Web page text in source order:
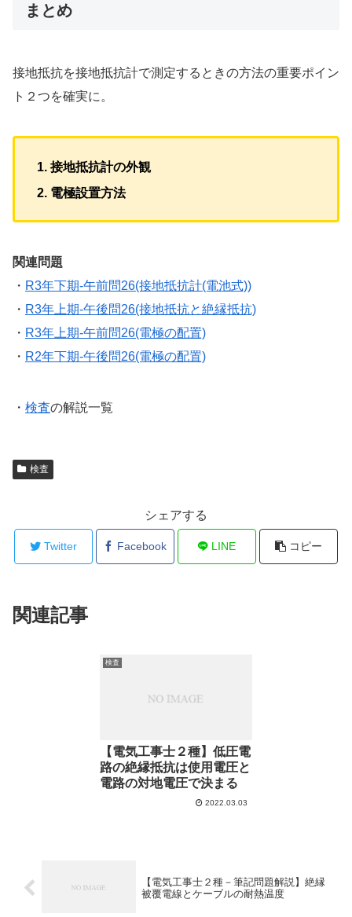
まとめ
接地抵抗を接地抵抗計で測定するときの方法の重要ポイン
ト２つを確実に。
接地抵抗計の外観
電極設置方法
関連問題
・ R3年下期-午前問26(接地抵抗計(電池式))
・ R3年上期-午後問26(接地抵抗と絶縁抵抗)
・ R3年上期-午前問26(電極の配置)
・ R2年下期-午後問26(電極の配置)
・ 検査の解説一覧
検査
シェアする
Twitter Facebook LINE コピー
関連記事
検査
【電気工事士２種】低圧電
路の絶縁抵抗は使用電圧と
電路の対地電圧で決まる
2022.03.03
【電気工事士２種－筆記問題解説】絶縁
被覆電線とケーブルの耐熱温度